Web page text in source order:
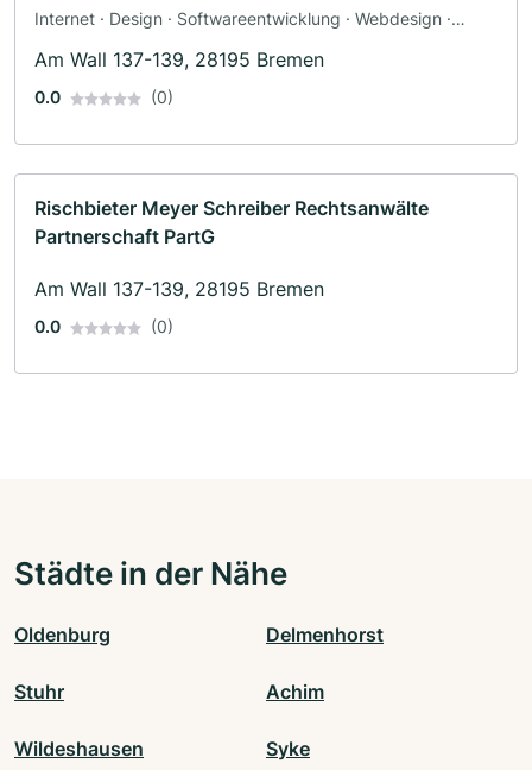
Internet · Design · Softwareentwicklung · Webdesign ·
Am Wall 137-139, 28195 Bremen
0.0 (0)
Rischbieter Meyer Schreiber Rechtsanwälte
Partnerschaft PartG
Am Wall 137-139, 28195 Bremen
0.0 (0)
Städte in der Nähe
Oldenburg Delmenhorst
Stuhr Achim
Wildeshausen Syke